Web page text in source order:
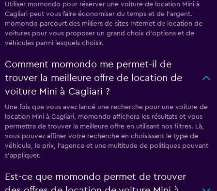
Utiliser momondo pour réserver une voiture de location Mini à
Cagliari peut vous faire économiser du temps et de l'argent.
momondo parcourt des milliers de sites Internet de location de
voitures pour vous proposer un grand choix d'options et de
véhicules parmi lesquels choisir.
Comment momondo me permet-il de
trouver la meilleure offre de location de
voiture Mini à Cagliari ?
Une fois que vous avez lancé une recherche pour une voiture de
location Mini à Cagliari, momondo affichera les résultats et vous
permettra de trouver la meilleure offre en utilisant nos filtres. Là,
vous pouvez affiner votre recherche en choisissant le type de
véhicule, le prix, l'agence et une multitude de politiques pouvant
s'appliquer.
Est-ce que momondo permet de trouver